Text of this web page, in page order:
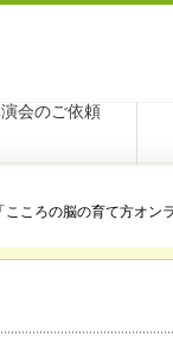
会のご依頼
ころの脳の育て方オ